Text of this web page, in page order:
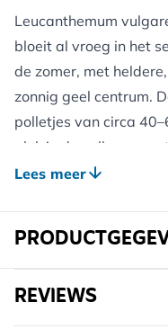
Leucanthemum
bloeit al vroeg in het
de zomer, met
zonnig geel centrum.
polletjes van circa
plek in de volle zon
voedzame grond.
concurrentie met
vast te houden. Door
bloemen verleng je de
pollen in het
Lees meer
Art.nr.
Merk
REVIEWS